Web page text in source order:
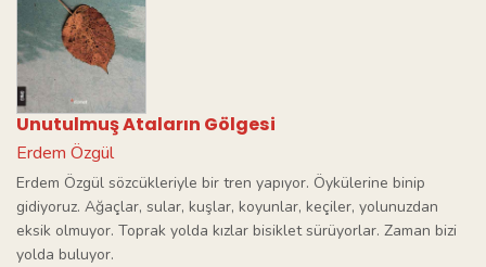
Unutulmuş Ataların Gölgesi
Erdem Özgül
Erdem Özgül sözcükleriyle bir tren yapıyor. Öykülerine binip
gidiyoruz. Ağaçlar, sular, kuşlar, koyunlar, keçiler, yolunuzdan
eksik olmuyor. Toprak yolda kızlar bisiklet sürüyorlar. Zaman bizi
yolda buluyor.